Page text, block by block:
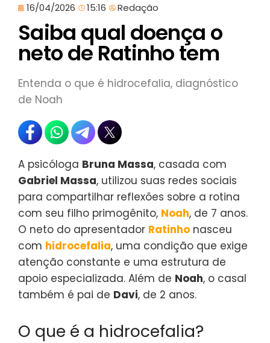
16/04/2026 15:16 Redação
Saiba qual doença o
neto de Ratinho tem
Entenda o que é hidrocefalia, diagnóstico
de Noah
A psicóloga Bruna Massa, casada com
Gabriel Massa, utilizou suas redes sociais
para compartilhar reflexões sobre a rotina
com seu filho primogênito, Noah, de 7 anos.
O neto do apresentador Ratinho nasceu
com hidrocefalia, uma condição que exige
atenção constante e uma estrutura de
apoio especializada. Além de Noah, o casal
também é pai de Davi, de 2 anos.
O que é a hidrocefalia?